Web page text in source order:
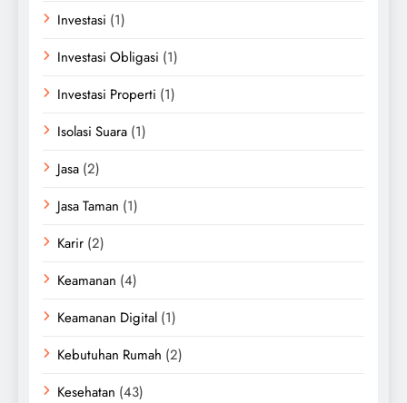
Investasi (1)
Investasi Obligasi (1)
Investasi Properti (1)
Isolasi Suara (1)
Jasa (2)
Jasa Taman (1)
Karir (2)
Keamanan (4)
Keamanan Digital (1)
Kebutuhan Rumah (2)
Kesehatan (43)